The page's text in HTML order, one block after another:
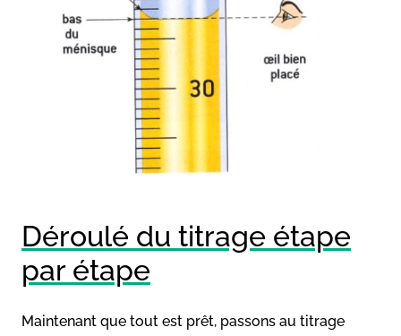
Déroulé du titrage étape
par étape
Maintenant que tout est prêt, passons au titrage